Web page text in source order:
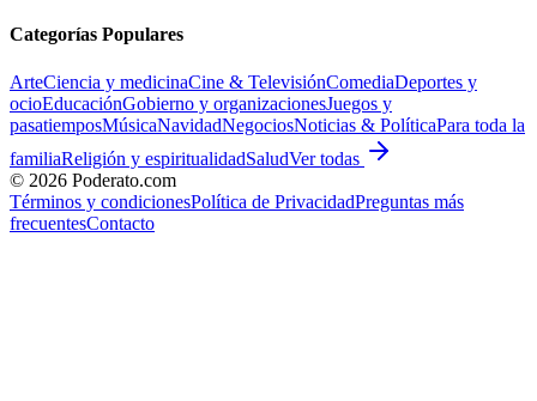
Categorías Populares
ArteCiencia y medicinaCine & TelevisiónComediaDeportes y
ocioEducaciónGobierno y organizacionesJuegos y
pasatiemposMúsicaNavidadNegociosNoticias & PolíticaPara toda la
familiaReligión y espiritualidadSaludVer todas
© 2026 Poderato.com
Términos y condicionesPolítica de PrivacidadPreguntas más
frecuentesContacto